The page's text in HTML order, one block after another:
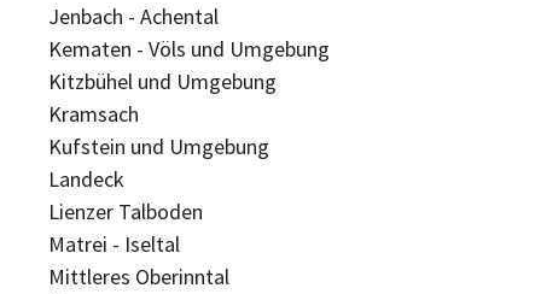
Jenbach - Achental
Kematen - Völs und Umgebung
Kitzbühel und Umgebung
Kramsach
Kufstein und Umgebung
Landeck
Lienzer Talboden
Matrei - Iseltal
Mittleres Oberinntal